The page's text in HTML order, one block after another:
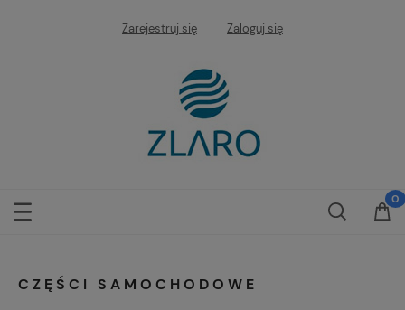
Zarejestruj się Zaloguj się
CZĘŚCI SAMOCHODOWE